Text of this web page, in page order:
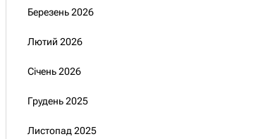
Березень 2026
Лютий 2026
Січень 2026
Грудень 2025
Листопад 2025